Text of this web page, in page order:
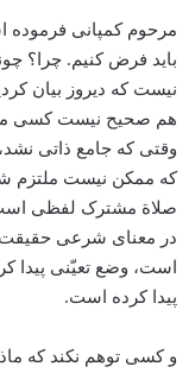
مرحوم کمپانی فرموده
باید فرض کنیم. چرا؟
نیست که دیروز بیان
هم صحیح نیست کسی
وقتی که جامع ذاتی
که ممکن نیست ملتزم
صلاة مشترک لفظی
در معنای شرعی حقیقت
است، وضع تعیّنی پیدا
پیدا کرده است.
و کسی توهم نکند که